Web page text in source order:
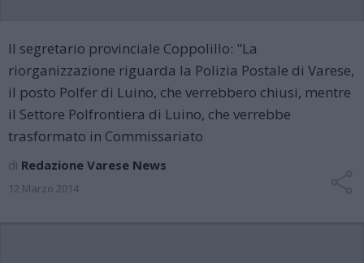
Il segretario provinciale Coppolillo: "La
riorganizzazione riguarda la Polizia Postale di Varese,
il posto Polfer di Luino, che verrebbero chiusi, mentre
il Settore Polfrontiera di Luino, che verrebbe
trasformato in Commissariato
di Redazione Varese News
12 Marzo 2014